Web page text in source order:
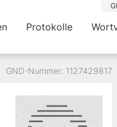
Protokolle
GND-Nummer: 1127429817